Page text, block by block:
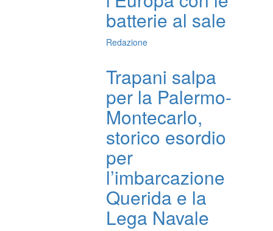
batterie al sale
Redazione
Trapani salpa
per la Palermo-
Montecarlo,
storico esordio
per
l’imbarcazione
Querida e la
Lega Navale